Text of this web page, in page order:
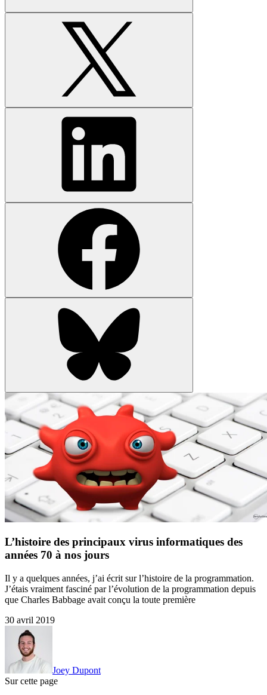
L’histoire des principaux virus informatiques des
années 70 à nos jours
Il y a quelques années, j’ai écrit sur l’histoire de la programmation.
J’étais vraiment fasciné par l’évolution de la programmation depuis
que Charles Babbage avait conçu la toute première
30 avril 2019
Joey Dupont
Sur cette page